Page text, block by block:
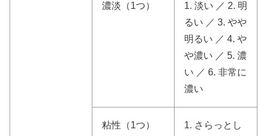
濃淡（1つ）
1. 淡い ／ 2. 明
るい ／ 3. やや
明るい ／ 4. や
や濃い ／ 5. 濃
い ／ 6. 非常に
濃い
粘性（1つ）
1. さらっとし